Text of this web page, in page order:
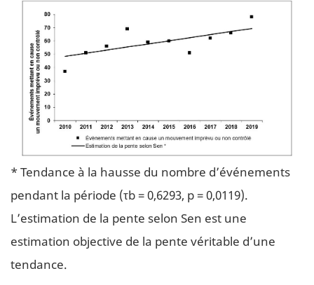
Image
* Tendance à la hausse du nombre d’événements
pendant la période (τb = 0,6293, p = 0,0119).
L’estimation de la pente selon Sen est une
estimation objective de la pente véritable d’une
tendance.